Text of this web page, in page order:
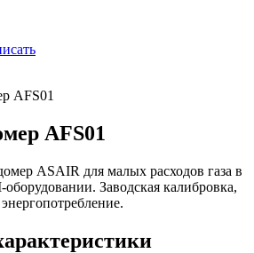
AFS01
AFS01
ASAIR для малых расходов газа в
Заводская калибровка,